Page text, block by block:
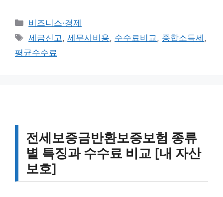
카
테
리
비즈니스·경제
태
그
세금신고,세무사비용, 수수료비교, 종합소득세 ,
평균수수료
전세보증금반환보증보험 종류
별 특징과 수수료 비교 [내 자산
보호]